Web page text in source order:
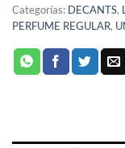
Categorías: DECANTS,
PERFUME REGULAR,